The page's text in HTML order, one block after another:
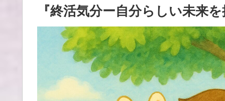
『終活気分ー自分らしい未来